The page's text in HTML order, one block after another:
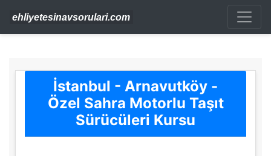
İstanbul - Arnavutköy -
Özel Sahra Motorlu Taşıt
Sürücüleri Kursu